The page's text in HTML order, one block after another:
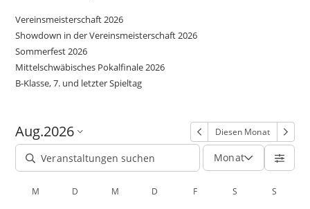
Vereinsmeisterschaft 2026
Showdown in der Vereinsmeisterschaft 2026
Sommerfest 2026
Mittelschwäbisches Pokalfinale 2026
B-Klasse, 7. und letzter Spieltag
Aug.2026 Diesen Monat
Monat
M D M D F S S